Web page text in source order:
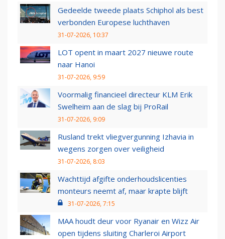
Gedeelde tweede plaats Schiphol als best
verbonden Europese luchthaven
31-07-2026, 10:37
LOT opent in maart 2027 nieuwe route
naar Hanoi
31-07-2026, 9:59
Voormalig financieel directeur KLM Erik
Swelheim aan de slag bij ProRail
31-07-2026, 9:09
Rusland trekt vliegvergunning Izhavia in
wegens zorgen over veiligheid
31-07-2026, 8:03
Wachttijd afgifte onderhoudslicenties
monteurs neemt af, maar krapte blijft
31-07-2026, 7:15
MAA houdt deur voor Ryanair en Wizz Air
open tijdens sluiting Charleroi Airport